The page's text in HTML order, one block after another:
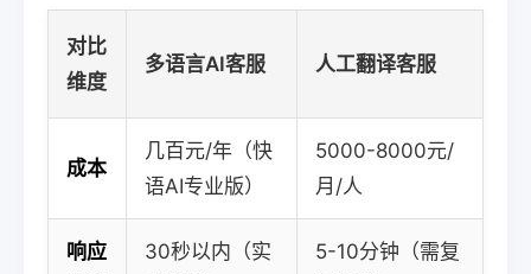
对比
维度
多语言AI客服 人工翻译客服
成本
几百元/年（快
语AI专业版）
5000-8000元/
月/人
响应
30秒以内（实
5-10分钟（需复